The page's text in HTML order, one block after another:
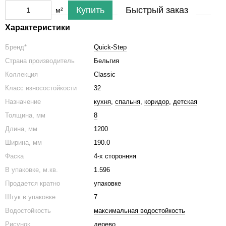
м² Купить Быстрый заказ
Характеристики
Бренд*
Quick-Step
Страна производитель
Бельгия
Коллекция
Classic ​​​​​​​
Класс износостойкости
32
Назначение
кухня, спальня, коридор, детская
Толщина, мм
8
Длина, мм
1200
Ширина, мм
190.0
Фаска
4-х сторонняя
В упаковке, м.кв.
1.596
Продается кратно
упаковке
Штук в упаковке
7
Водостойкость
максимальная водостойкость
Рисунок
дерево